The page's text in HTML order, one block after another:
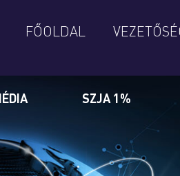
FŐOLDAL
SZJA 1%